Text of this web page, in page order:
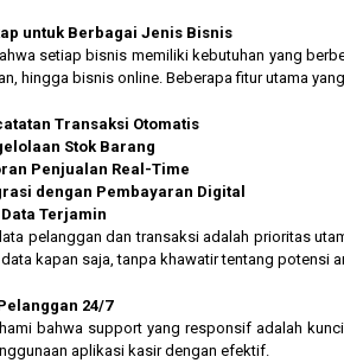
untuk Berbagai Jenis Bisnis
setiap bisnis memiliki kebutuhan yang
hingga bisnis online. Beberapa fitur utama
Transaksi Otomatis
Stok Barang
Penjualan Real-Time
dengan Pembayaran Digital
Terjamin
pelanggan dan transaksi adalah prioritas
kapan saja, tanpa khawatir tentang potensi
24/7
bahwa support yang responsif adalah
aplikasi kasir dengan efektif.